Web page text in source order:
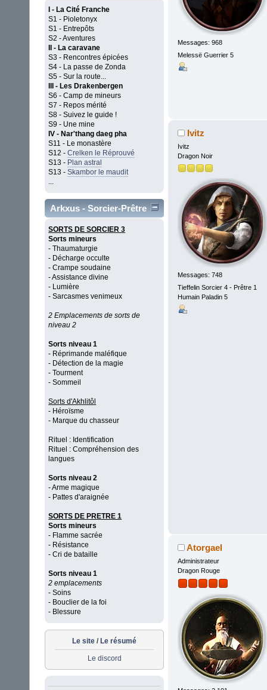
I - La Cité Franche
S1 - Pioletonyx
S1 - Entrepôts
S2 - Aventures
II - La caravane
S3 - Rencontres épicées
S4 - La passe de Zonda
S5 - Sur la route...
III - Les Drakenbergen
S6 - Camp de mineurs
S7 - Repos mérité
S8 - Suivez le guide !
S9 - Une mine
IV - Nar'thang daeg pha
S11 - Le monastère
S12 -Crelken le Réprouvé
S13 - Plan astral
S13 -Skambor le maudit
...
Arkxus - Sorcier-Prêtre
SORTS DE SORCIER 3
Sorts mineurs
- Thaumaturgie
- Décharge occulte
- Crampe soudaine
- Assistance divine
- Lumière
- Sarcasmes venimeux
2 Emplacements de sorts de
niveau 2
Sorts niveau 1
- Réprimande maléfique
- Détection de la magie
- Tourment
- Sommeil
Sorts d'Akhlitôl
- Héroïsme
- Marque du chasseur
Rituel : Identification
Rituel : Compréhension des
langues
Sorts niveau 2
- Arme magique
- Pattes d'araignée
SORTS DE PRETRE 1
Sorts mineurs
- Flamme sacrée
- Résistance
- Cri de bataille
Sorts niveau 1
2 emplacements
- Soins
- Bouclier de la foi
- Blessure
Le site / Le résumé
Le discord
Messages: 968
Melessë Guerrier 5
Ivitz
Ivitz
Dragon Noir
Messages: 748
Tieffelin Sorcier 4 - Prêtre 1
Humain Paladin 5
Atorgael
Administrateur
Dragon Rouge